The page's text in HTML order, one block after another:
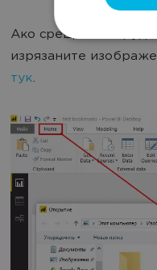
Ако срещате
изрязаните
тук.